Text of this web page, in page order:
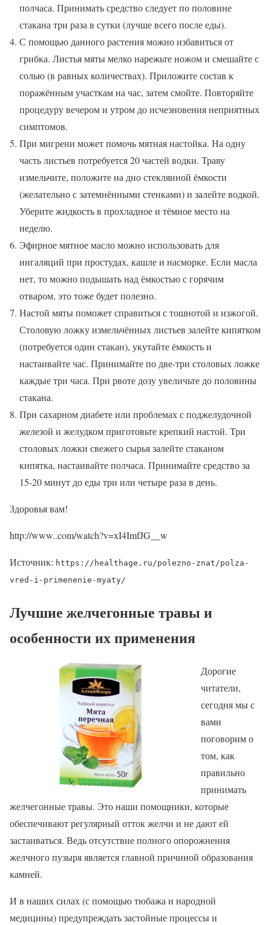
полчаса. Принимать средство следует по половине
стакана три раза в сутки (лучше всего после еды).
С помощью данного растения можно избавиться от
грибка. Листья мяты мелко нарежьте ножом и смешайте с
солью (в равных количествах). Приложите состав к
поражённым участкам на час, затем смойте. Повторяйте
процедуру вечером и утром до исчезновения неприятных
симптомов.
При мигрени может помочь мятная настойка. На одну
часть листьев потребуется 20 частей водки. Траву
измельчите, положите на дно стеклянной ёмкости
(желательно с затемнёнными стенками) и залейте водкой.
Уберите жидкость в прохладное и тёмное место на
неделю.
Эфирное мятное масло можно использовать для
ингаляций при простудах, кашле и насморке. Если масла
нет, то можно подышать над ёмкостью с горячим
отваром, это тоже будет полезно.
Настой мяты поможет справиться с тошнотой и изжогой.
Столовую ложку измельчённых листьев залейте кипятком
(потребуется один стакан), укутайте ёмкость и
настаивайте час. Принимайте по две-три столовых ложке
каждые три часа. При рвоте дозу увеличьте до половины
стакана.
При сахарном диабете или проблемах с поджелудочной
железой и желудком приготовьте крепкий настой. Три
столовых ложки свежего сырья залейте стаканом
кипятка, настаивайте полчаса. Принимайте средство за
15-20 минут до еды три или четыре раза в день.
Здоровья вам!
http://www..com/watch?v=xI4ImfJG__w
Источник: https://healthage.ru/polezno-znat/polza-
vred-i-primenenie-myaty/
Лучшие желчегонные травы и
особенности их применения
Дорогие
читатели,
сегодня мы с
вами
поговорим о
том, как
правильно
принимать
желчегонные травы. Это наши помощники, которые
обеспечивают регулярный отток желчи и не дают ей
застаиваться. Ведь отсутствие полного опорожнения
желчного пузыря является главной причиной образования
камней.
И в наших силах (с помощью тюбажа и народной
медицины) предупреждать застойные процессы и